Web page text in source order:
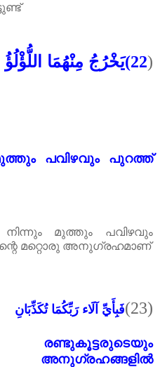
يَخْرُجُ مِنْهُمَا(22)
പവിഴവും പുറത്ത്
മുത്തും പവിഴവും
മറ്റൊരു അനുഗ്രഹമാണ്
فَبِأَيِّ آلَاء رَبِّكُمَا تُكَذِّبَانِ(23)
അനുഗ്രഹങ്ങളിൽ